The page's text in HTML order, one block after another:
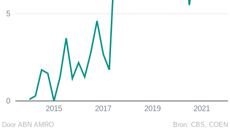
2021
2019
2017
2015
0
5
Bron: CBS, COEN
Door ABN AMRO